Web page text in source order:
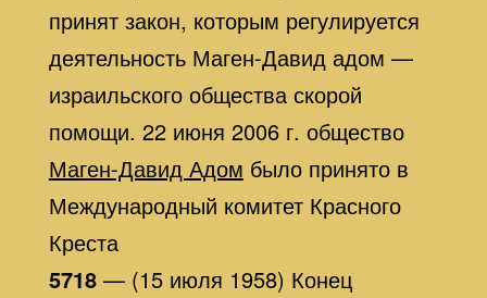
принят закон, которым регулируется
деятельность Маген-Давид адом —
израильского общества скорой
помощи. 22 июня 2006 г. общество
Маген-Давид Адом было принято в
Международный комитет Красного
Креста
5718— (15 июля 1958) Конец